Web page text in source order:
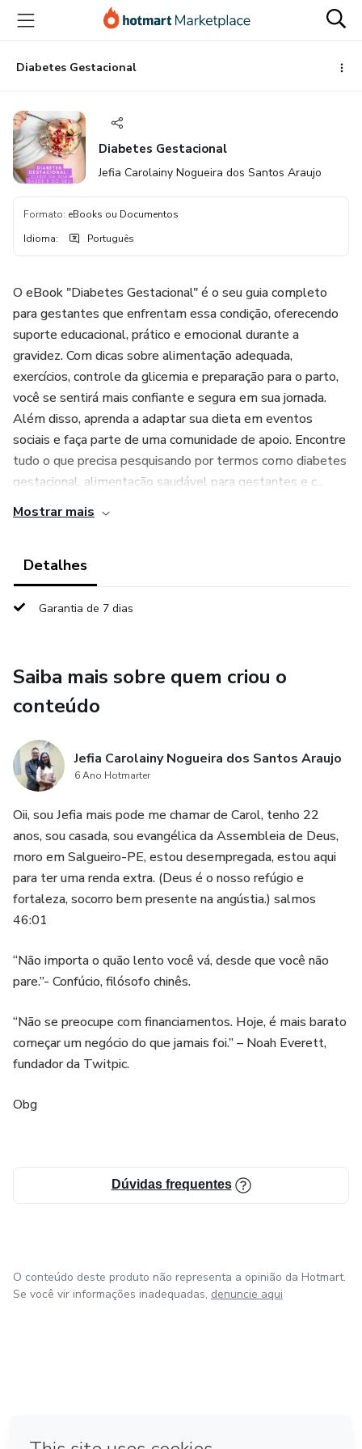
para
conteúdo
principal
para
pagamento
para
rodapé
Diabetes Gestacional
Diabetes Gestacional
Jefia Carolainy Nogueira dos Santos Araujo
Formato: eBooks ou Documentos
Idioma: Português
O eBook "Diabetes Gestacional" é o seu guia completo
para gestantes que enfrentam essa condição, oferecendo
suporte educacional, prático e emocional durante a
gravidez. Com dicas sobre alimentação adequada,
exercícios, controle da glicemia e preparação para o parto,
você se sentirá mais confiante e segura em sua jornada.
Além disso, aprenda a adaptar sua dieta em eventos
sociais e faça parte de uma comunidade de apoio. Encontre
tudo o que precisa pesquisando por termos como diabetes
gestacional, alimentação saudável para gestantes e c...
Mostrar mais
Detalhes
Garantia de 7 dias
Saiba mais sobre quem criou o
conteúdo
Jefia Carolainy Nogueira dos Santos Araujo
6 Ano Hotmarter
Oii, sou Jefia mais pode me chamar de Carol, tenho 22
anos, sou casada, sou evangélica da Assembleia de Deus,
moro em Salgueiro-PE, estou desempregada, estou aqui
para ter uma renda extra. (Deus é o nosso refúgio e
fortaleza, socorro bem presente na angústia.) salmos
46:01
“Não importa o quão lento você vá, desde que você não
pare.”- Confúcio, filósofo chinês.
“Não se preocupe com financiamentos. Hoje, é mais barato
começar um negócio do que jamais foi.” – Noah Everett,
fundador da Twitpic.
Obg
Dúvidas frequentes
O conteúdo deste produto não representa a opinião da Hotmart.
Se você vir informações inadequadas, denuncie aqui
na Cidade do México